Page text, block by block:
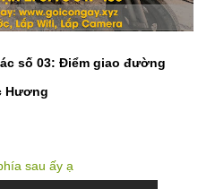
số 03: Điểm giao đường
Hương
sau ấy ạ